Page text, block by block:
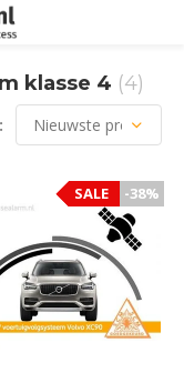
klasse 4 (4)
-38%
SALE -38%
SALE